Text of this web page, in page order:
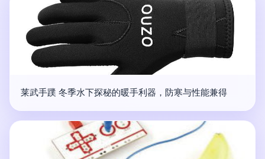
莱武手蹼 冬季水下探秘的暖手利器，防寒与性能兼得